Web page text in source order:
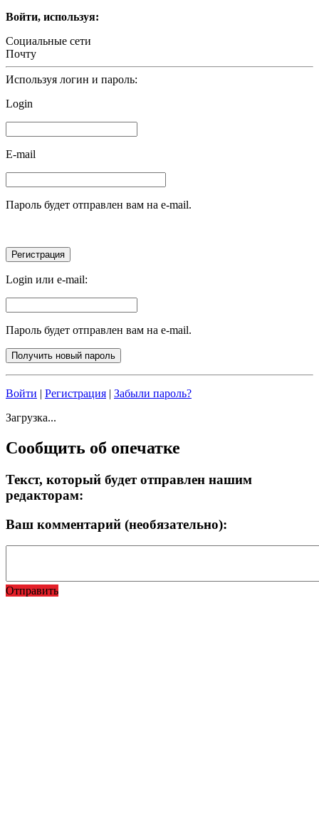
Войти, используя:
Социальные сети
Почту
Используя логин и пароль:
Login
E-mail
Пароль будет отправлен вам на e-mail.
Login или e-mail:
Пароль будет отправлен вам на e-mail.
Войти | Регистрация | Забыли пароль?
Загрузка...
Сообщить об опечатке
Текст, который будет отправлен нашим
редакторам:
Ваш комментарий (необязательно):
Отправить